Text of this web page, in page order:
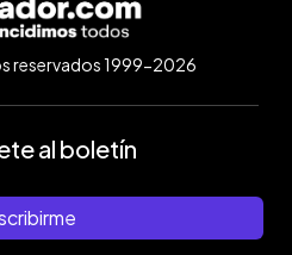
reservados 1999-2026
al boletín